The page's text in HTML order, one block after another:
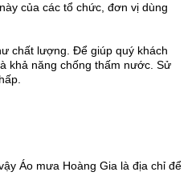
của các tổ chức, đơn vị dùng
chất lượng. Để giúp quý khách
khả năng chống thấm nước. Sử
Áo mưa Hoàng Gia là địa chỉ để